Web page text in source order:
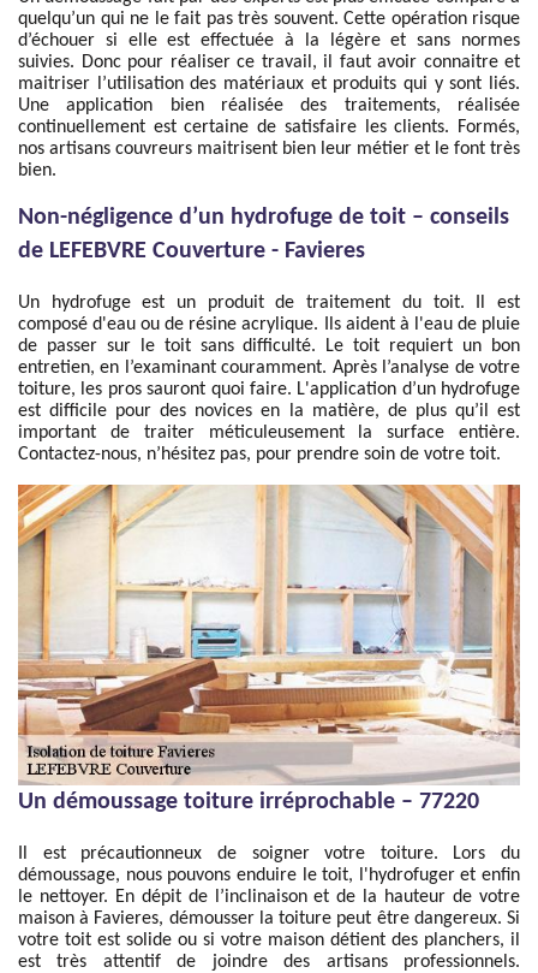
quelqu’un qui ne le fait pas très souvent. Cette opération risque
d’échouer si elle est effectuée à la légère et sans normes
suivies. Donc pour réaliser ce travail, il faut avoir connaitre et
maitriser l’utilisation des matériaux et produits qui y sont liés.
Une application bien réalisée des traitements, réalisée
continuellement est certaine de satisfaire les clients. Formés,
nos artisans couvreurs maitrisent bien leur métier et le font très
bien.
Non-négligence d’un hydrofuge de toit – conseils
de LEFEBVRE Couverture - Favieres
Un hydrofuge est un produit de traitement du toit. Il est
composé d'eau ou de résine acrylique. Ils aident à l'eau de pluie
de passer sur le toit sans difficulté. Le toit requiert un bon
entretien, en l’examinant couramment. Après l’analyse de votre
toiture, les pros sauront quoi faire. L'application d’un hydrofuge
est difficile pour des novices en la matière, de plus qu’il est
important de traiter méticuleusement la surface entière.
Contactez-nous, n’hésitez pas, pour prendre soin de votre toit.
Un démoussage toiture irréprochable – 77220
Il est précautionneux de soigner votre toiture. Lors du
démoussage, nous pouvons enduire le toit, l'hydrofuger et enfin
le nettoyer. En dépit de l’inclinaison et de la hauteur de votre
maison à Favieres, démousser la toiture peut être dangereux. Si
votre toit est solide ou si votre maison détient des planchers, il
est très attentif de joindre des artisans professionnels.